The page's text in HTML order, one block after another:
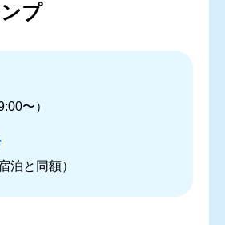
プ
〜）
泊と同額）